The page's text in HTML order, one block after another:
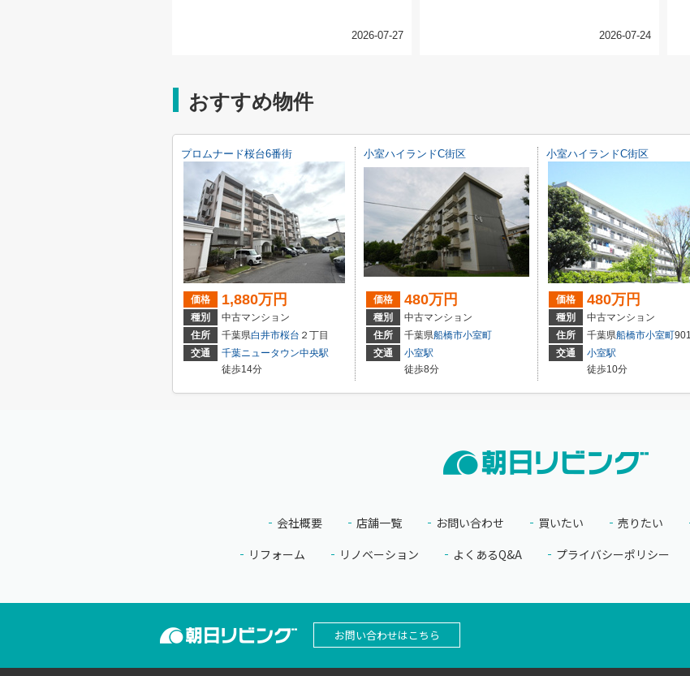
2026-07-27 2026-07-24
おすすめ物件
プロムナード桜台6番街
価格 1,880万円
種別
中古マンション
住所
千葉県白井市桜台 ２丁目
交通
千葉ニュータウン中央駅
徒歩14分
小室ハイランドC街区
価格 480万円
種別
中古マンション
住所
千葉県船橋市小室町
交通
小室駅
徒歩8分
小室ハイランドC街区
価格 480万円
種別
中古マンション
住所
千葉県船橋市小室町901
交通
小室駅
徒歩10分
会社概要 店舗一覧 お問い合わせ 買いたい 売りたい
リフォーム
リノベーション よくあるQ&A プライバシーポリシー
お問い合わせはこちら